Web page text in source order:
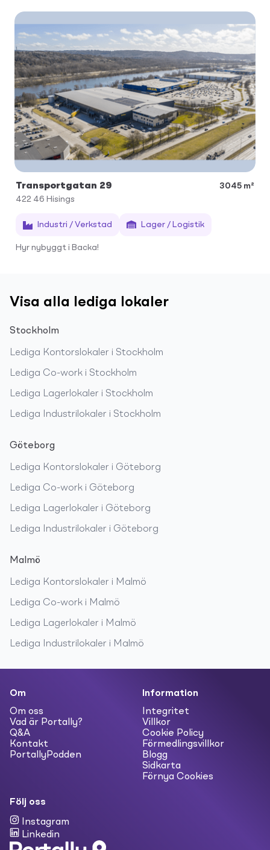
Transportgatan 29
3045 m²
422 46 Hisings
Industri / Verkstad Lager / Logistik
Hyr nybyggt i Backa!
Visa alla lediga lokaler
Stockholm
Lediga Kontorslokaler i Stockholm
Lediga Co-work i Stockholm
Lediga Lagerlokaler i Stockholm
Lediga Industrilokaler i Stockholm
Göteborg
Lediga Kontorslokaler i Göteborg
Lediga Co-work i Göteborg
Lediga Lagerlokaler i Göteborg
Lediga Industrilokaler i Göteborg
Malmö
Lediga Kontorslokaler i Malmö
Lediga Co-work i Malmö
Lediga Lagerlokaler i Malmö
Lediga Industrilokaler i Malmö
Om
Om oss
Vad är Portally?
Q&A
Kontakt
PortallyPodden
Information
Integritet
Villkor
Cookie Policy
Förmedlingsvillkor
Blogg
Sidkarta
Förnya Cookies
Följ oss
Instagram
Linkedin